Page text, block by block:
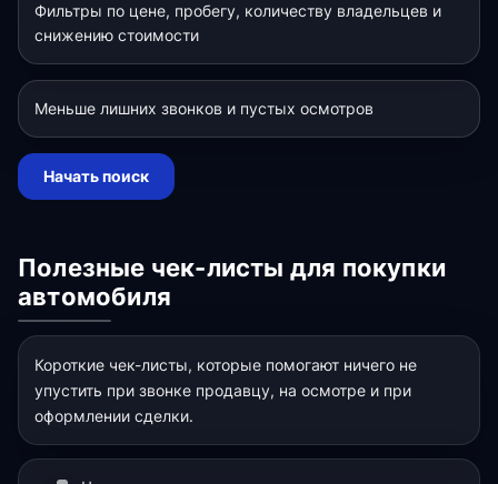
Фильтры по цене, пробегу, количеству владельцев и
снижению стоимости
Меньше лишних звонков и пустых осмотров
Начать поиск
Полезные чек-листы для покупки
автомобиля
Короткие чек-листы, которые помогают ничего не
упустить при звонке продавцу, на осмотре и при
оформлении сделки.